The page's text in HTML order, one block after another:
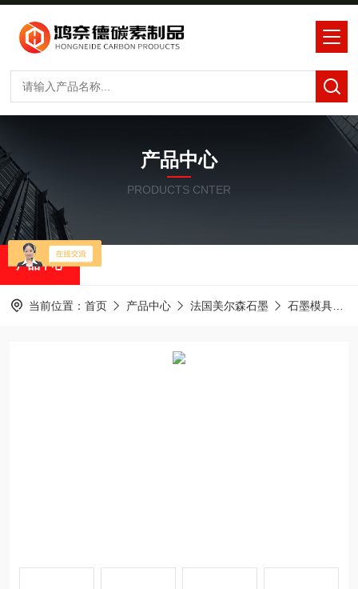
产品中心
PRODUCTS CNTER
产品中心
当前位置： 首页 产品中心 法国美尔森石墨 石墨模具